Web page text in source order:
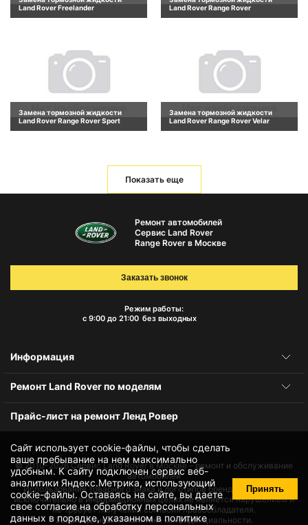
Land Rover Freelander
Land Rover Range Rover
Замена тормозной жидкости
Land Rover Range Rover Sport
Замена тормозной жидкости
Land Rover Range Rover Velar
Показать еще
Сайт использует cookie-файлы, чтобы сделать
ваше пребывание на нем максимально
удобным. К cайту подключен сервис веб-
аналитики Яндекс.Метрика, использующий
cookie-файлы. Оставаясь на сайте, вы даете
своесогласие на обработку персональных
данных в порядке, указанном в политике
Принять
Ремонт автомобилей
Сервис Land Rover
Range Rover в Москве
Режим работы:
с 9:00 до 21:00 без выходных
Заказать звонок
Информация
Ремонт Land Rover по моделям
Прайс-лист на ремонт Ленд Ровер
© 2010-2026Сервис Land Rover в Москве – ремонт и обслуживание
автомобилей
Использование товарного знака и логотипов бренда происходит
исключительно в информационных целях не является нарушением и
не требует получения согласия правообладателя.
Защита данных и политика конфиденциальности.